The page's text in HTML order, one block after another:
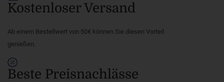
Kostenloser Versand
Ab einem Bestellwert von 50€ können Sie diesen Vorteil
genießen.
Beste Preisnachlässe